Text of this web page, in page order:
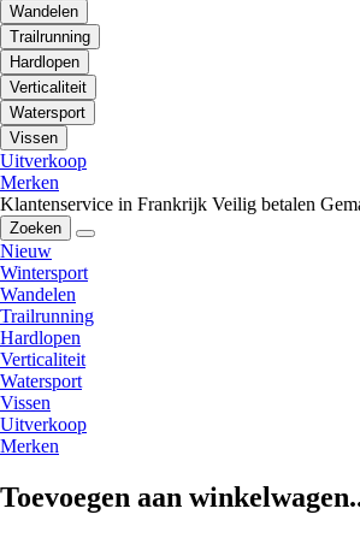
Wandelen
Trailrunning
Hardlopen
Verticaliteit
Watersport
Vissen
Uitverkoop
Merken
Klantenservice in Frankrijk Veilig betalen
Zoeken
Nieuw
Wintersport
Wandelen
Trailrunning
Hardlopen
Verticaliteit
Watersport
Vissen
Uitverkoop
Merken
Toevoegen aan